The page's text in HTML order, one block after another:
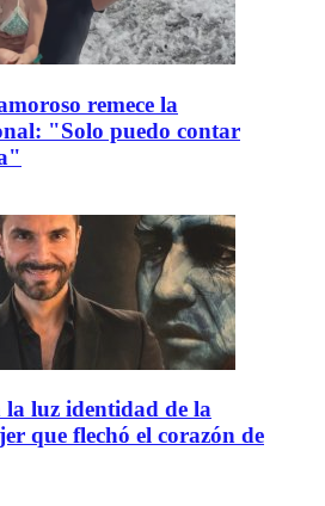
remece la
"Solo puedo contar
la luz identidad de la
que flechó el corazón de